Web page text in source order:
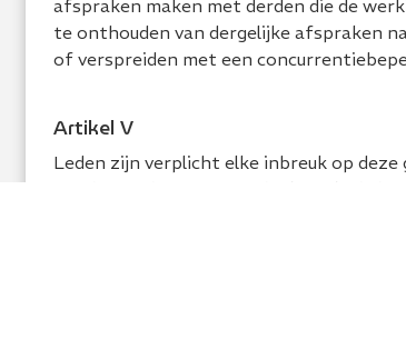
afspraken maken met derden die de
te onthouden van dergelijke afspraken
of verspreiden met een
Artikel V
Leden zijn verplicht elke inbreuk op